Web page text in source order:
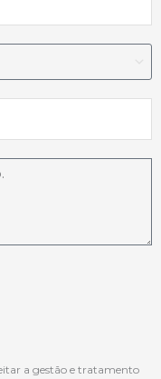
a gestão e tratamento